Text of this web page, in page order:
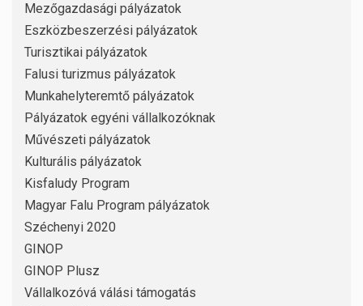
Mezőgazdasági pályázatok
Eszközbeszerzési pályázatok
Turisztikai pályázatok
Falusi turizmus pályázatok
Munkahelyteremtő pályázatok
Pályázatok egyéni vállalkozóknak
Művészeti pályázatok
Kulturális pályázatok
Kisfaludy Program
Magyar Falu Program pályázatok
Széchenyi 2020
GINOP
GINOP Plusz
Vállalkozóvá válási támogatás